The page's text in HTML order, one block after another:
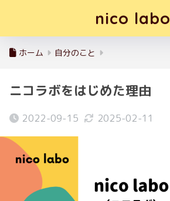
nico labo
ホーム 自分のこと
ニコラボをはじめた理由
2022-09-15 2025-02-11